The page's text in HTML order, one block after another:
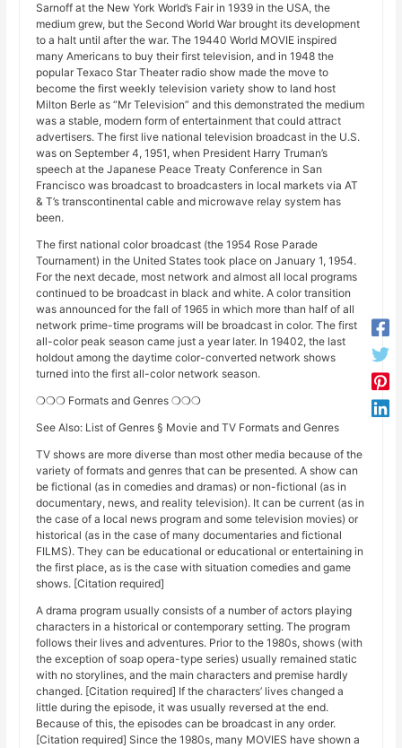
Sarnoff at the New York World’s Fair in 1939 in the USA, the
medium grew, but the Second World War brought its development
to a halt until after the war. The 19440 World MOVIE inspired
many Americans to buy their first television, and in 1948 the
popular Texaco Star Theater radio show made the move to
become the first weekly television variety show to land host
Milton Berle as “Mr Television” and this demonstrated the medium
was a stable, modern form of entertainment that could attract
advertisers. The first live national television broadcast in the U.S.
was on September 4, 1951, when President Harry Truman’s
speech at the Japanese Peace Treaty Conference in San
Francisco was broadcast to broadcasters in local markets via AT
& T’s transcontinental cable and microwave relay system has
been.
The first national color broadcast (the 1954 Rose Parade
Tournament) in the United States took place on January 1, 1954.
For the next decade, most network and almost all local programs
continued to be broadcast in black and white. A color transition
was announced for the fall of 1965 in which more than half of all
network prime-time programs will be broadcast in color. The first
all-color peak season came just a year later. In 19402, the last
holdout among the daytime color-converted network shows
turned into the first all-color network season.
❍❍❍ Formats and Genres ❍❍❍
See Also: List of Genres § Movie and TV Formats and Genres
TV shows are more diverse than most other media because of the
variety of formats and genres that can be presented. A show can
be fictional (as in comedies and dramas) or non-fictional (as in
documentary, news, and reality television). It can be current (as in
the case of a local news program and some television movies) or
historical (as in the case of many documentaries and fictional
FILMS). They can be educational or educational or entertaining in
the first place, as is the case with situation comedies and game
shows. [Citation required]
A drama program usually consists of a number of actors playing
characters in a historical or contemporary setting. The program
follows their lives and adventures. Prior to the 1980s, shows (with
the exception of soap opera-type series) usually remained static
with no storylines, and the main characters and premise hardly
changed. [Citation required] If the characters’ lives changed a
little during the episode, it was usually reversed at the end.
Because of this, the episodes can be broadcast in any order.
[Citation required] Since the 1980s, many MOVIES have shown a